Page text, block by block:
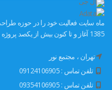
ماه سایت فعالیت خود را در حوزه
1385 آغاز و تا کنون بیش از یکصد پروژه را انجام داده است.
تهران ، مجتمع نور
تلفن تماس : 09124106905
تلفن تماس : 09354106905